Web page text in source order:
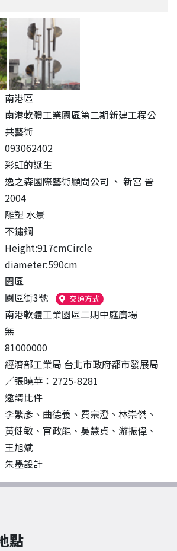
料
南港區
南港軟體工業園區第二期新建工程公
共藝術
093062402
彩虹的誕生
逸之森國際藝術顧問公司 、 新宮 晉
2004
雕塑 水景
不鏽鋼
Height:917cmCircle
diameter:590cm
園區
園區街3號 交通方式（另開新視窗）
南港軟體工業園區二期中庭廣場
無
81000000
經濟部工業局 台北市政府都市發展局
／張曉華：2725-8281
邀請比件
李繁彥、曲德義、費宗澄、林崇傑、
黃健敏、官政能、吳慧貞、游振偉、
王旭斌
朱墨設計
點